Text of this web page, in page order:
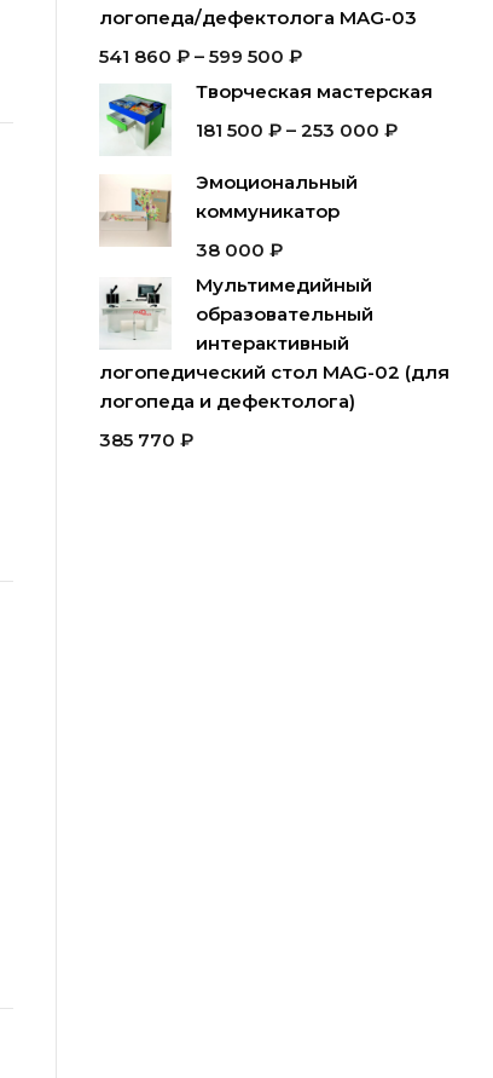
логопеда/дефектолога MAG-03
541 860 ₽– 599 500 ₽
Творческая мастерская
181 500 ₽– 253 000 ₽
Эмоциональный
коммуникатор
38 000 ₽
Мультимедийный
образовательный
интерактивный
логопедический стол MAG-02 (для
логопеда и дефектолога)
385 770 ₽